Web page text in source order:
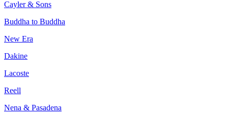
Cayler & Sons
Buddha to Buddha
New Era
Dakine
Lacoste
Reell
Nena & Pasadena